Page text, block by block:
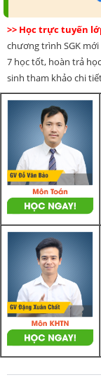
>> Học trực tuyến
chương trình SGK
7 học tốt, hoàn trả
sinh tham khảo chi